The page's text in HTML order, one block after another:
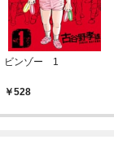
ビンゾー 1
528